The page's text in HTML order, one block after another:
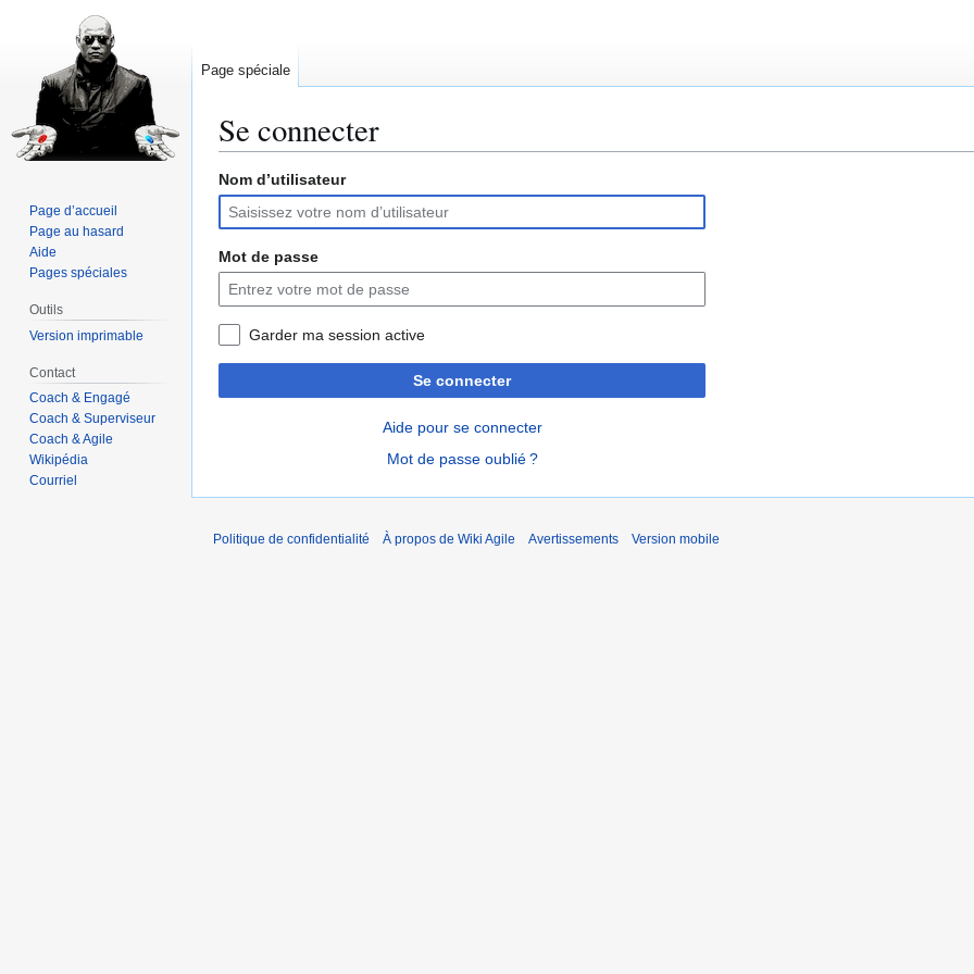
Se connecter
Aller
la
navigation
Aller
la
recherche
Nom d’utilisateur
Mot de passe
Garder ma session active
Se connecter
Aide pour se connecter
Mot de passe oublié ?
Page spéciale
Page d’accueil
Page au hasard
Aide
Pages spéciales
Outils
Version imprimable
Contact
Coach & Engagé
Coach & Superviseur
Coach & Agile
Wikipédia
Courriel
Politique de confidentialité À propos de Wiki Agile Avertissements Version mobile